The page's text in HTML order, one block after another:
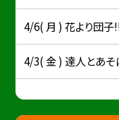
4/6( 月 ) 花より団子
4/3( 金 ) 達人とあそ